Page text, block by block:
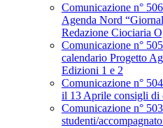
Comunicazione n°
Agenda Nord
Redazione Ciociaria
Comunicazione n°
calendario Progetto
Edizioni 1 e 2
Comunicazione n°
il 13 Aprile consigli di
Comunicazione n°
studenti/